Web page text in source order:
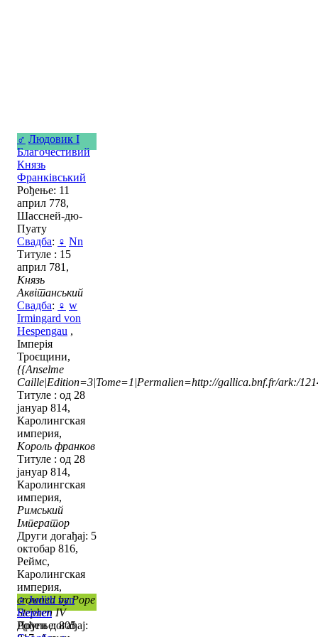
♂ Людовик I
Благочестивий
Князь
Франківський
Рођење: 11
април 778,
Шассней-дю-
Пуату
Свадба: ♀ Nn
Титуле : 15
април 781,
Князь
Аквітанський
Свадба: ♀ w
Irmingard von
Hespengau ,
Імперія
Троєщини,
{{Anselme
Caille|Edition=3|Tome=1|Permalien=http://gallica.bnf.fr/ark:/
Титуле : од 28
јануар 814,
Каролингская
империя,
Король франков
Титуле : од 28
јануар 814,
Каролингская
империя,
Римський
Імператор
Други догађај: 5
октобар 816,
Реймс,
Каролингская
империя,
crowned by Pope
Stephen IV
Други догађај:
♀ Judith van
Beieren
Рођење: 805